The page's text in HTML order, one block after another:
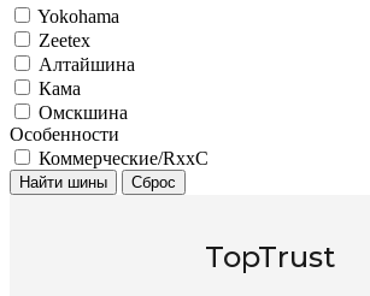
Yokohama
Zeetex
Алтайшина
Кама
Омскшина
Особенности
Коммерческие/RxxC
Найти шины Сброс
TopTrust